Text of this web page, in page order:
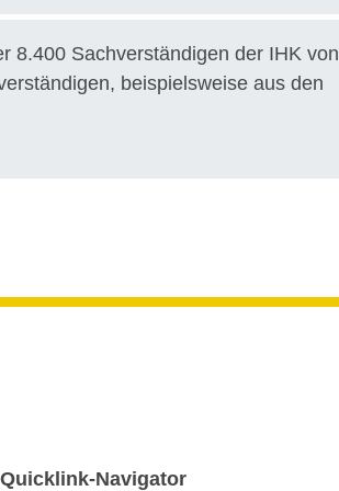
8.400 Sachverständigen der IHK von
beispielsweise aus den
Quicklink-Navigator